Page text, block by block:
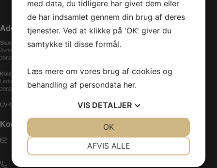
Addresse
Skolen (Gymnastik)
Avderødvej 48
2980 Kokkedal
Klubhuset
Lerbakkevej 1
2980 Kokkedal
CVR: 29856133
Kontakt
Telefon
med data, du tidligere har givet dem eller
de har indsamlet gennem din brug af deres
tjenester. Ved at klikke på 'OK' giver du
samtykke til disse formål.
Læs mere om vores brug af cookies og
behandling af persondata her.
VIS DETALJER
AFVIS ALLE
OK